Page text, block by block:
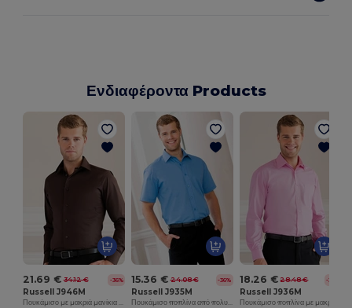
Ενδιαφέροντα Products
21.69 € 34.12 € -36%
Russell J946M
Πουκάμισο με μακριά μανίκια και εύκολη φροντίδα, εφαρμοστό
15.36 € 24.08 € -36%
Russell J935M
Πουκάμισο ποπλίνα από πολυβαμβάκι με κοντό μανίκι και εύκολη φροντίδα
18.26 € 28.48 € -36%
Russell J936M